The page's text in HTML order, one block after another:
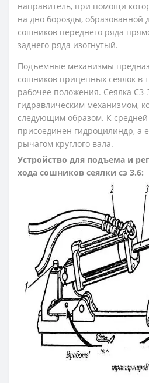
направитель, при помощи
на дно борозды, образованной
сошников переднего ряда
заднего ряда изогнутый.
Подъемные механизмы
сошников прицепных сеялок в
рабочее положения. Сеялка
гидравлическим механизмом,
следующим образом. К средней
присоединен гидроцилиндр, а
рычагом круглого вала.
Устройство для подъема и
хода сошников сеялки сз 3.6: